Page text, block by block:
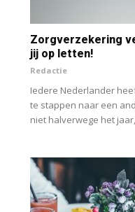
Zorgverzekering
jij op letten!
Redactie
Iedere Nederlander
te stappen naar een
niet halverwege het